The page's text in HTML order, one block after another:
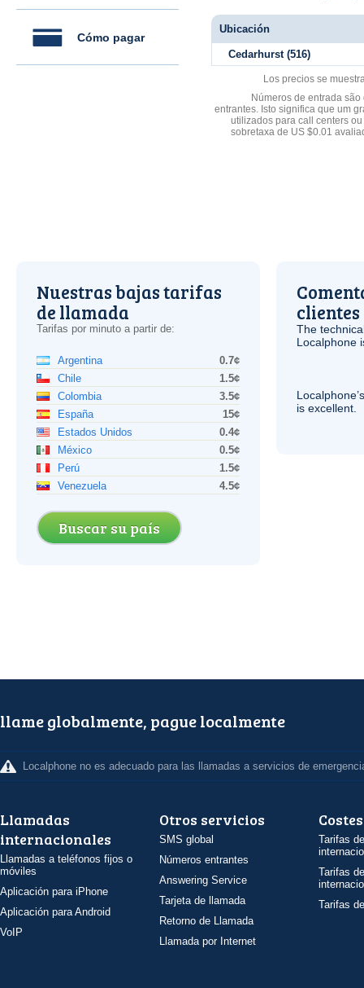
Cómo pagar
Ubicación
Cedarhurst (516)
Los precios se
Números de entrada
entrantes. Isto significa que um
utilizados para call centers
sobretaxa de US $0.01
Nuestras bajas tarifas
de llamada
Tarifas por minuto a partir de:
Argentina
0.7¢
Chile
1.5¢
Colombia
3.5¢
España
15¢
Estados Unidos
0.4¢
México
0.5¢
Perú
1.5¢
Venezuela
4.5¢
Buscar su país
clientes
The
Localphone
is excellent.
llame globalmente, pague localmente
Localphone no es adecuado para las llamadas a servicios de
Llamadas
internacionales
Llamadas a teléfonos fijos o
móviles
Aplicación para iPhone
Aplicación para Android
VoIP
Otros servicios
SMS global
Números entrantes
Answering Service
Tarjeta de llamada
Retorno de Llamada
Llamada por Internet
Costes
Tarifas
Tarifas
Tarifas